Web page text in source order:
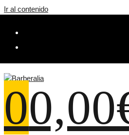
Ir al contenido
00,00